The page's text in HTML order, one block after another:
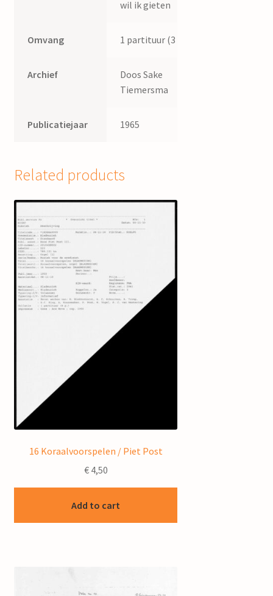
wil ik gieten
Omvang 1 partituur (3 p.)
Archief
Doos Sake
Tiemersma
Publicatiejaar 1965
Related products
16 Koraalvoorspelen / Piet Post
€4,50
Add to cart